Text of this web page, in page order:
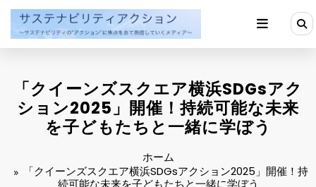
ン
「クイーンズスクエア横浜SDGsアク
ション2025」開催！持続可能な未来
を子どもたちと一緒に学ぼう
ホーム
「クイーンズスクエア横浜SDGsアクション2025」開催！持
続可能な未来を子どもたちと一緒に学ぼう